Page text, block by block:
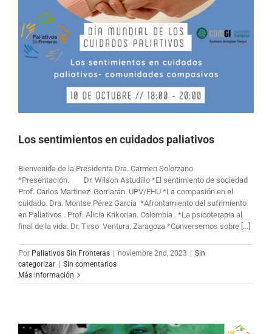
Los sentimientos en cuidados paliativos
Bienvenida de la Presidenta Dra. Carmen Solorzano
*Presentación. Dr. Wilson Astudillo *El sentimiento de sociedad
Prof. Carlos Martinez Gorriarán. UPV/EHU *La compasión en el
cuidado. Dra. Montse Pérez García *Afrontamiento del sufrimiento
en Paliativos . Prof. Alicia Krikorian. Colombia . *La psicoterapia al
final de la vida. Dr. Tirso Ventura. Zaragoza *Conversemos sobre [...]
Por Paliativos Sin Fronteras | noviembre 2nd, 2023 | Sin
categorizar | Sin comentarios
Más información